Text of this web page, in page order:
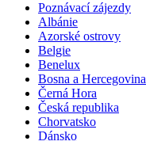
Poznávací zájezdy
Albánie
Azorské ostrovy
Belgie
Benelux
Bosna a Hercegovina
Černá Hora
Česká republika
Chorvatsko
Dánsko